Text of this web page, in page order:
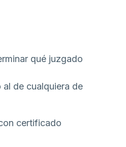
qué juzgado
de cualquiera de
certificado